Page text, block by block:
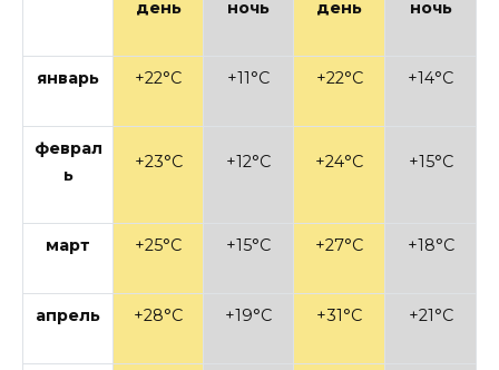
день ночь день ночь
январь +22°C +11°C +22°C +14°C
феврал
ь
+23°C +12°C +24°C +15°C
март +25°C +15°C +27°C +18°C
апрель +28°C +19°C +31°C +21°C